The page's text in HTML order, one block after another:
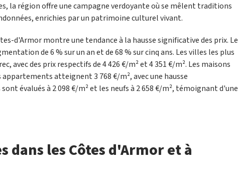
la région offre une campagne verdoyante où se mêlent traditions
enrichies par un patrimoine culturel vivant.
d'Armor montre une tendance à la hausse significative des prix. Le
de 6 % sur un an et de 68 % sur cinq ans. Les villes les plus
avec des prix respectifs de 4 426 €/m² et 4 351 €/m². Les maisons
atteignent 3 768 €/m², avec une hausse
évalués à 2 098 €/m² et les neufs à 2 658 €/m², témoignant d'une
dans les Côtes d'Armor et à